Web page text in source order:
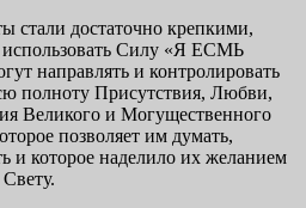
стали достаточно крепкими,
Силу «Я ЕСМЬ
направлять и контролировать
полноту Присутствия, Любви,
Великого и Могущественного
позволяет им думать,
и которое наделило их желанием